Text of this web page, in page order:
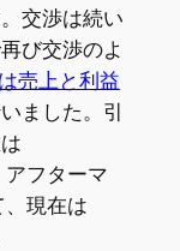
交渉は続い
び交渉のよ
売上と利益
ました。引
フターマ
現在は